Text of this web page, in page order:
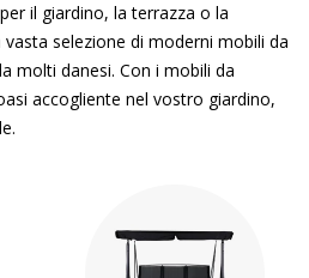
il giardino, la terrazza o la
selezione di moderni mobili da
molti danesi. Con i mobili da
accogliente nel vostro giardino,